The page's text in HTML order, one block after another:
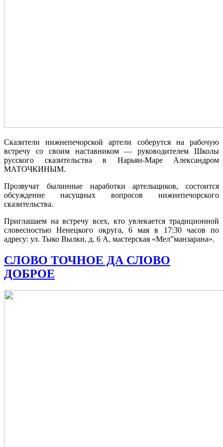
Сказители нижнепечорской артели соберутся на рабочую
встречу со своим наставником — руководителем Школы
русского сказительства в Нарьян-Маре Александром
МАТОЧКИНЫМ.
Прозвучат былинные наработки артельщиков, состоится
обсуждение насущных вопросов нижнепечорского
сказительства.
Приглашаем на встречу всех, кто увлекается традиционной
словесностью Ненецкого округа, 6 мая в 17:30 часов по
адресу: ул. Тыко Вылки, д. 6 А, мастерская «Мел”манзарана».
СЛОВО ТОЧНОЕ ДА СЛОВО
ДОБРОЕ